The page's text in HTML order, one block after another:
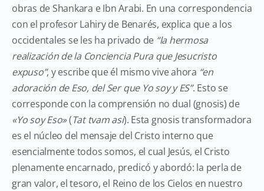
obras de Shankara e Ibn Arabi. En una correspondencia
con el profesor Lahiry de Benarés, explica que a los
occidentales se les ha privado de “la hermosa
realización de la Conciencia Pura que Jesucristo
expuso”, y escribe que él mismo vive ahora “en
adoración de Eso, del Ser que Yo soy y ES”. Esto se
corresponde con la comprensión no dual (gnosis) de
«Yo soy Eso»(Tat tvam asi). Esta gnosis transformadora
es el núcleo del mensaje del Cristo interno que
esencialmente todos somos, el cual Jesús, el Cristo
plenamente encarnado, predicó y abordó: la perla de
gran valor, el tesoro, el Reino de los Cielos en nuestro